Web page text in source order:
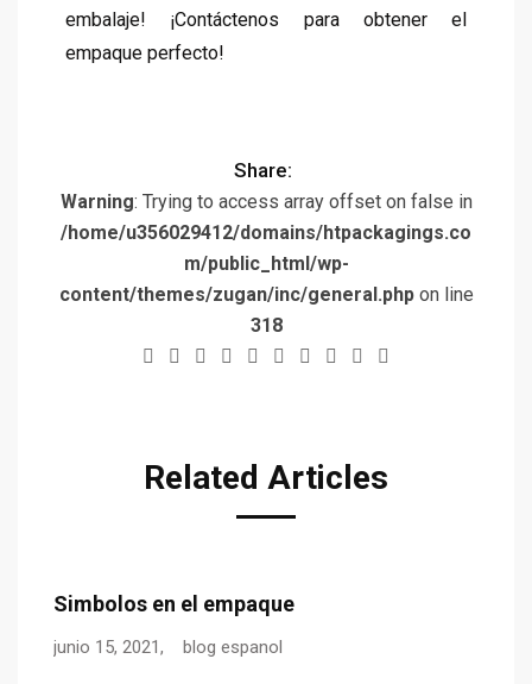
embalaje! ¡Contáctenos para obtener el
empaque perfecto!
Share:
Warning: Trying to access array offset on false in
/home/u356029412/domains/htpackagings.co
m/public_html/wp-
content/themes/zugan/inc/general.phpon line
318
Related Articles
Simbolos en el empaque
junio 15, 2021, blog espanol